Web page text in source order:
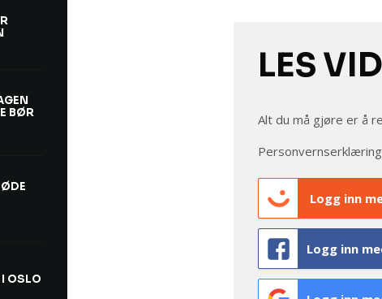
LES
Alt du må gjøre er å
Logg inn
Logg inn
BØR
I OSLO